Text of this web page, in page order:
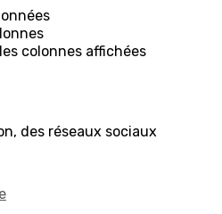
colonnes affichées
des réseaux sociaux